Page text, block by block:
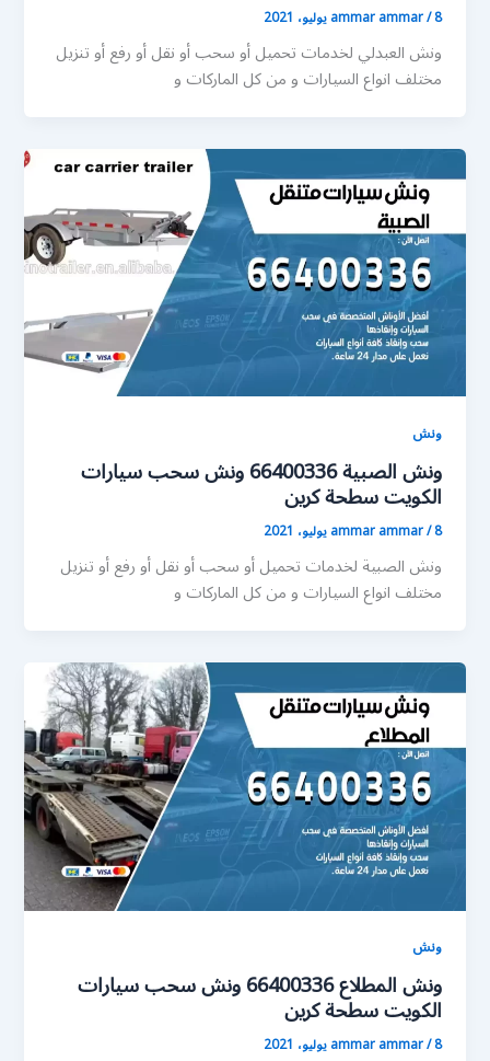
ammar ammar/8 يوليو، 2021
ونش العبدلي لخدمات تحميل أو سحب أو نقل أو رفع أو تنزيل
مختلف انواع السيارات و من كل الماركات و
ونش
ونش الصبية 66400336 ونش سحب سيارات
الكويت سطحة كرين
ammar ammar/8 يوليو، 2021
ونش الصبية لخدمات تحميل أو سحب أو نقل أو رفع أو تنزيل
مختلف انواع السيارات و من كل الماركات و
ونش
ونش المطلاع 66400336 ونش سحب سيارات
الكويت سطحة كرين
ammar ammar/8 يوليو، 2021